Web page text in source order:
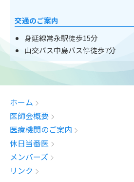
交通のご案内
身延線常永駅徒歩15分
山交バス中島バス停徒歩7分
ホーム
医師会概要
医療機関のご案内
休日当番医
メンバーズ
リンク